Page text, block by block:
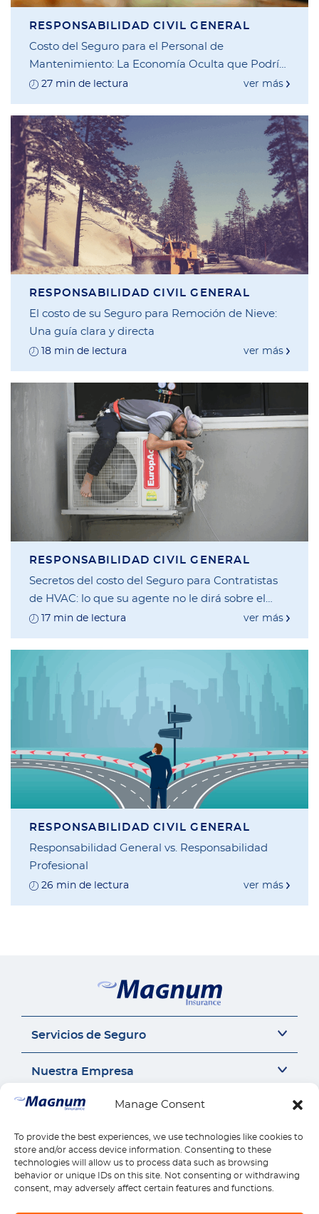
Manage Consent
To provide the best experiences, we use technologies like cookies to
store and/or access device information. Consenting to these
technologies will allow us to process data such as browsing
behavior or unique IDs on this site. Not consenting or withdrawing
consent, may adversely affect certain features and functions.
RESPONSABILIDAD CIVIL GENERAL
Costo del Seguro para el Personal de
Mantenimiento: La Economía Oculta que Podría
Estar Drenando su Bolsillo
27 min de lectura ver más
RESPONSABILIDAD CIVIL GENERAL
El costo de su Seguro para Remoción de Nieve:
Una guía clara y directa
18 min de lectura ver más
RESPONSABILIDAD CIVIL GENERAL
Secretos del costo del Seguro para Contratistas
de HVAC: lo que su agente no le dirá sobre el
cálculo de primas
17 min de lectura ver más
RESPONSABILIDAD CIVIL GENERAL
Responsabilidad General vs. Responsabilidad
Profesional
26 min de lectura ver más
Servicios de Seguro
Seguro Sr22
Seguro de Motocicleta
Responsabilidad Civil General
Compensación para Trabajadores
Seguro de Vivienda
Seguro de Salud
Nuestra Empresa
Acerca de Nosotros
Carrera
Seguros por estado
Reseñas
Contáctanos
Contáctanos
Llámanos 1-888-539-2102
Descargar la Aplicación Móvil
Enlaces Rápidos
Reclamos
Pagos